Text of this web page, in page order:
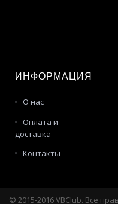
ИНФОРМАЦИЯ
О нас
Оплата и
доставка
Контакты
© 2015-2016 VBClub. Все